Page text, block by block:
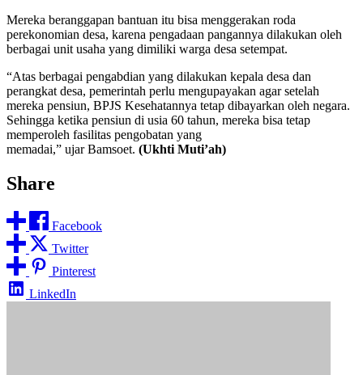
Mereka beranggapan bantuan itu bisa menggerakan roda
perekonomian desa, karena pengadaan pangannya dilakukan oleh
berbagai unit usaha yang dimiliki warga desa setempat.
“Atas berbagai pengabdian yang dilakukan kepala desa dan
perangkat desa, pemerintah perlu mengupayakan agar setelah
mereka pensiun, BPJS Kesehatannya tetap dibayarkan oleh negara.
Sehingga ketika pensiun di usia 60 tahun, mereka bisa tetap
memperoleh fasilitas pengobatan yang
memadai,” ujar Bamsoet. (Ukhti Muti’ah)
Share
Facebook
Twitter
Pinterest
LinkedIn